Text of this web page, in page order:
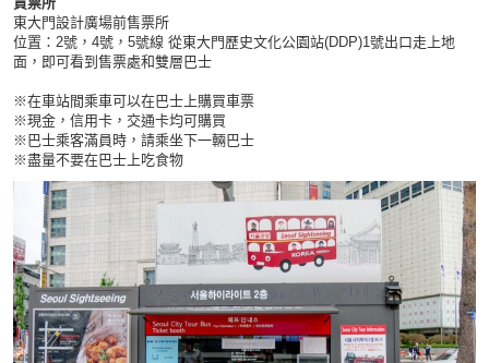
東大門設計廣場前售票所
位置：2號，4號，5號線 從東大門歷史文化公園站(DDP)1號出口走上地
面，即可看到售票處和雙層巴士
※在車站間乘車可以在巴士上購買車票
※現金，信用卡，交通卡均可購買
※巴士乘客滿員時，請乘坐下一輛巴士
※盡量不要在巴士上吃食物